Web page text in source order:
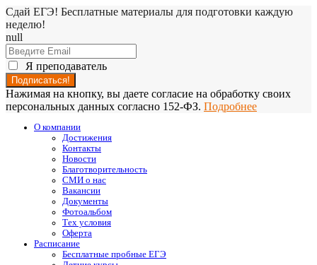
Сдай ЕГЭ! Бесплатные материалы для подготовки каждую
неделю!
null
Я преподаватель
Нажимая на кнопку, вы даете согласие на обработку своих
персональных данных согласно 152-ФЗ. Подробнее
О компании
Достижения
Контакты
Новости
Благотворительность
СМИ о нас
Вакансии
Документы
Фотоальбом
Тех условия
Оферта
Расписание
Бесплатные пробные ЕГЭ